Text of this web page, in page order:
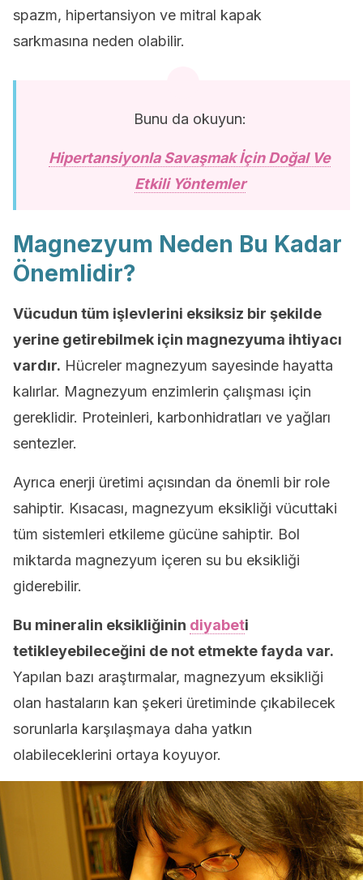
spazm, hipertansiyon ve mitral kapak
sarkmasına neden olabilir.
Bunu da okuyun:
Hipertansiyonla Savaşmak İçin Doğal Ve
Etkili Yöntemler
Magnezyum Neden Bu Kadar
Önemlidir?
Vücudun tüm işlevlerini eksiksiz bir şekilde
yerine getirebilmek için magnezyuma ihtiyacı
vardır. Hücreler magnezyum sayesinde hayatta
kalırlar. Magnezyum enzimlerin çalışması için
gereklidir. Proteinleri, karbonhidratları ve yağları
sentezler.
Ayrıca enerji üretimi açısından da önemli bir role
sahiptir. Kısacası, magnezyum eksikliği vücuttaki
tüm sistemleri etkileme gücüne sahiptir. Bol
miktarda magnezyum içeren su bu eksikliği
giderebilir.
Bu mineralin eksikliğinin diyabeti
tetikleyebileceğini de not etmekte fayda var.
Yapılan bazı araştırmalar, magnezyum eksikliği
olan hastaların kan şekeri üretiminde çıkabilecek
sorunlarla karşılaşmaya daha yatkın
olabileceklerini ortaya koyuyor.